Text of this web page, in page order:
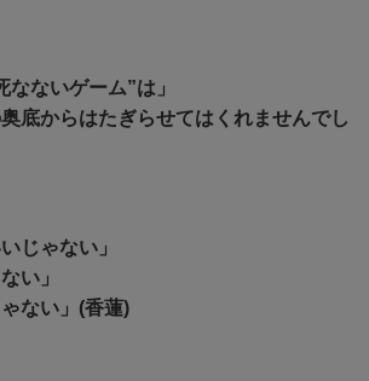
なないゲーム”は」
奥底からはたぎらせてはくれませんでし
じゃない」
い」
ない」(香蓮)